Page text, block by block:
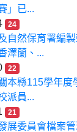
」已...
24
自然保育署編
澤蘭、...
22
本縣115學年度
派員...
21
展委員會檔案管